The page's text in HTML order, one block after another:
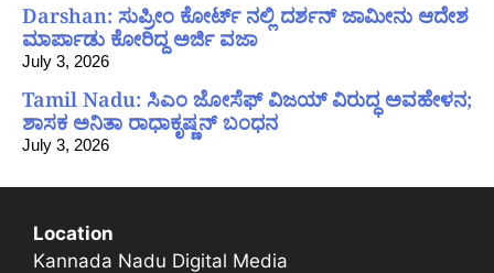
Darshan: ಸುಪ್ರೀಂ ಕೋರ್ಟ್ ನಲ್ಲಿ ದರ್ಶನ್ ಜಾಮೀನು ಆದೇಶ
ಮಾರ್ಪಾಡು ಕೋರಿದ್ದ ಅರ್ಜಿ ವಜಾ
July 3, 2026
Tamil Nadu: ಸಿಎಂ ಜೋಸೆಫ್ ವಿಜಯ್ ವಿರುದ್ಧ ಅವಹೇಳನ;
ಶಾಸಕ ಅನಿತಾ ರಾಧಾಕೃಷ್ಣನ್ ಬಂಧನ
July 3, 2026
Location
Kannada Nadu Digital Media